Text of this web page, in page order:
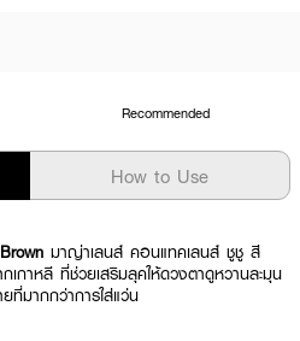
Recommended
How to Use
มาญ่าเลนส์ คอนแทคเลนส์ ชูชู สี
กาหลี ที่ช่วยเสริมลุคให้ดวงตาดูหวานละมุน
ที่มากกว่าการใส่แว่น